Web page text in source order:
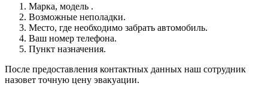
Марка, модель .
Возможные неполадки.
Место, где необходимо забрать автомобиль.
Ваш номер телефона.
Пункт назначения.
После предоставления контактных данных наш сотрудник
назовет точную цену эвакуации.